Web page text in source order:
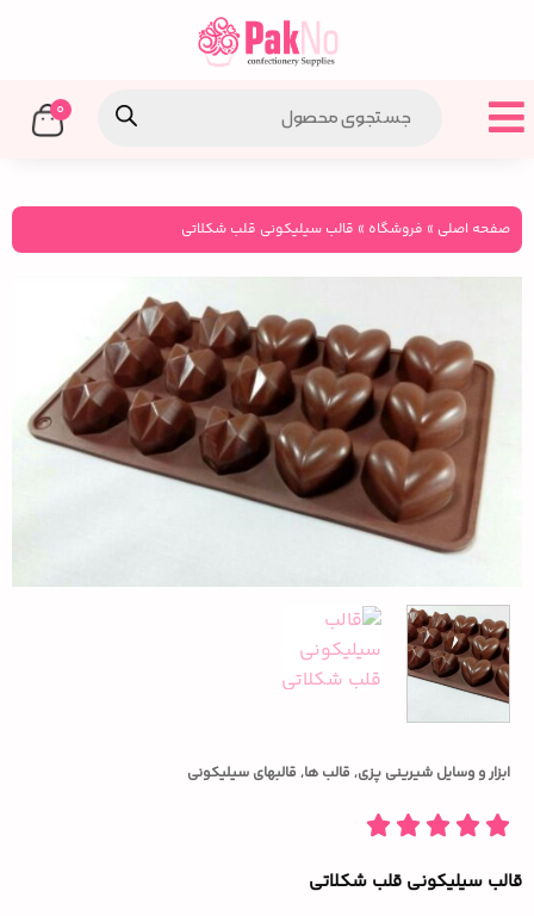
0
صفحه اصلی » فروشگاه » قالب سیلیکونی قلب شکلاتی
ابزار و وسایل شیرینی پزی, قالب ها, قالبهای سیلیکونی
قالب سیلیکونی قلب شکلاتی